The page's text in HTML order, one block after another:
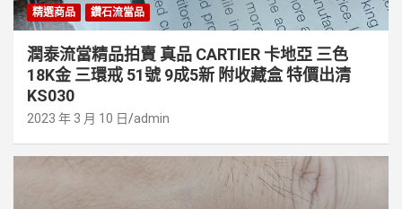
精選商品 鑽石流當品
潤泰流當精品拍賣 真品 CARTIER 卡地亞 三色
18K金 三環戒 51號 9成5新 附收藏盒 特價出清
KS030
2023 年 3 月 10 日 admin